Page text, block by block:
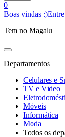
0
Boas vindas :)
Tem no Magalu
Departamentos
Celulares e
TV e Vídeo
Móveis
Informática
Moda
Todos os